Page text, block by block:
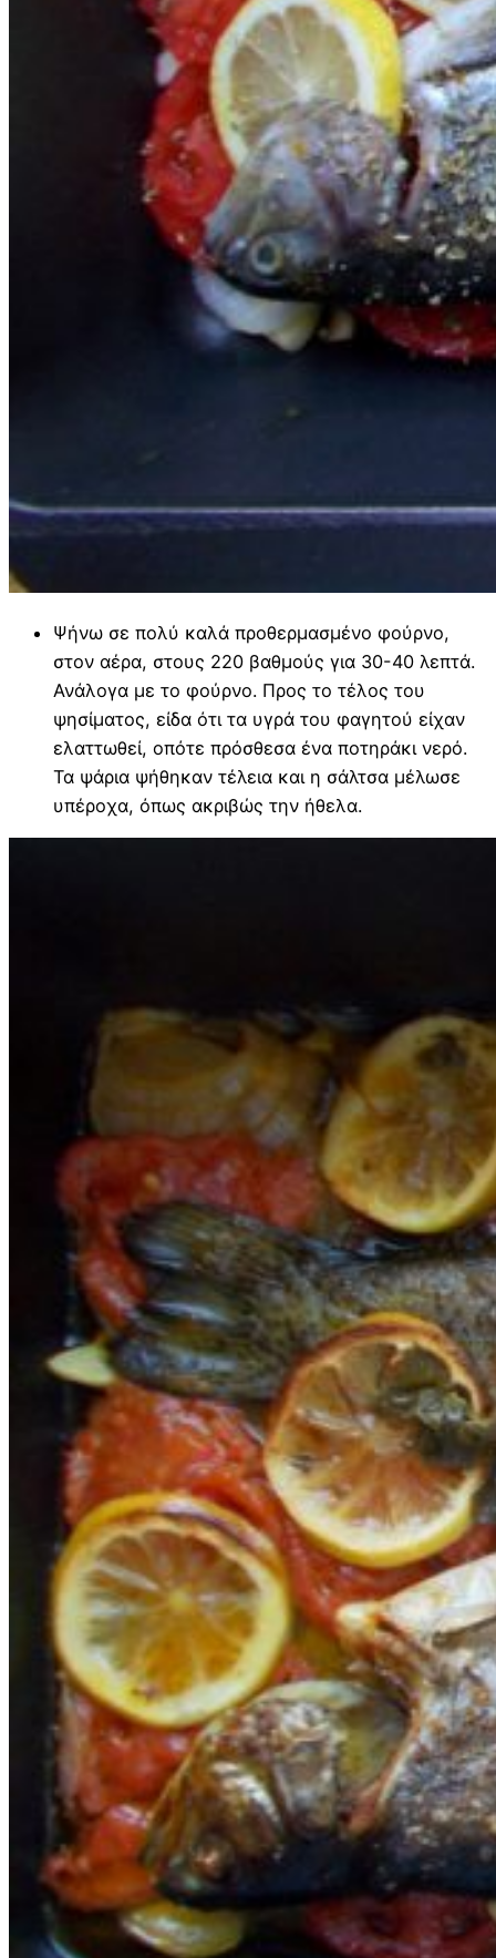
Ψήνω σε πολύ καλά προθερμασμένο φούρνο,
στον αέρα, στους 220 βαθμούς για 30-40 λεπτά.
Ανάλογα με το φούρνο. Προς το τέλος του
ψησίματος, είδα ότι τα υγρά του φαγητού είχαν
ελαττωθεί, οπότε πρόσθεσα ένα ποτηράκι νερό.
Τα ψάρια ψήθηκαν τέλεια και η σάλτσα μέλωσε
υπέροχα, όπως ακριβώς την ήθελα.